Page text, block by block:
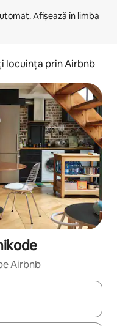
Afișează în limba
locuința prin Airbnb
Airbnb
folosind tastele